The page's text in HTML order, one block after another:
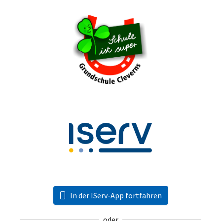
In der IServ-App fortfahren